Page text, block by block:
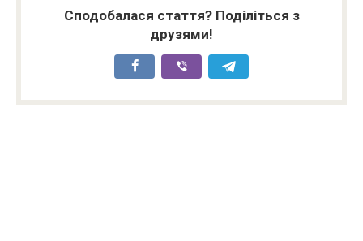
Сподобалася стаття? Поділіться з
друзями!